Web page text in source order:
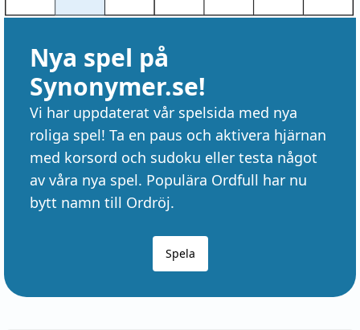
Nya spel på
Synonymer.se!
Vi har uppdaterat vår spelsida med nya
roliga spel! Ta en paus och aktivera hjärnan
med korsord och sudoku eller testa något
av våra nya spel. Populära Ordfull har nu
bytt namn till Ordröj.
Spela